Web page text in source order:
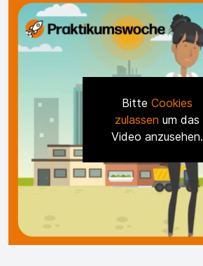
Bitte Cookies
zulassen um das
Video anzusehen.